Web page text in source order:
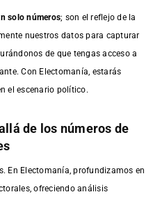
solo números; son el reflejo de la
nuestros datos para capturar
de que tengas acceso a
Con Electomanía, estarás
el escenario político.
de los números de
En Electomanía, profundizamos en
ofreciendo análisis